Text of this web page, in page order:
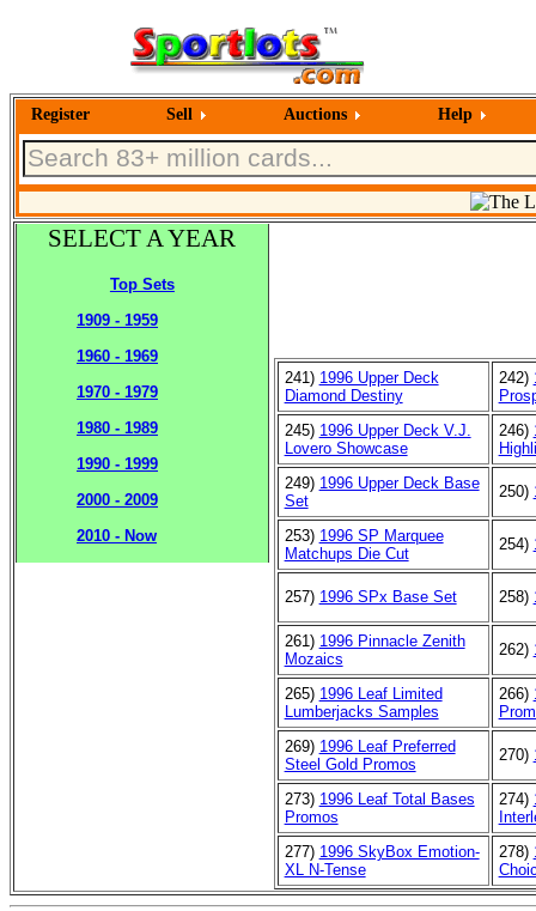
Register Sell Auctions Help
SELECT A YEAR
Top Sets
1909 - 1959
1960 - 1969
1970 - 1979
1980 - 1989
1990 - 1999
2000 - 2009
2010 - Now
241) 1996 Upper Deck
Diamond Destiny
242)
245) 1996 Upper Deck V.J.
Lovero Showcase
246)
249) 1996 Upper Deck Base
Set
250)
253) 1996 SP Marquee
Matchups Die Cut
254)
257) 1996 SPx Base Set 258)
261) 1996 Pinnacle Zenith
Mozaics
262)
265) 1996 Leaf Limited
Lumberjacks Samples
266)
269) 1996 Leaf Preferred
Steel Gold Promos
270)
273) 1996 Leaf Total Bases
Promos
274)
277) 1996 SkyBox Emotion-
XL N-Tense
278)